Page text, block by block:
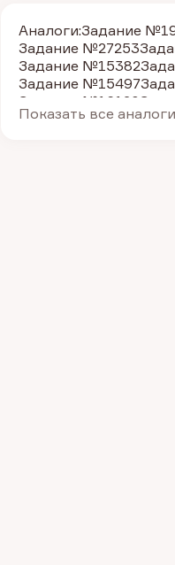
Аналоги:Задание
Задание №27253
Задание №15382
Задание №15497
Задание №16120
Задание №6659
Показать все аналоги